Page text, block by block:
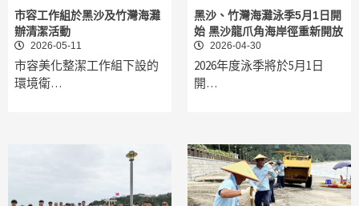
市容工作組於黑沙及竹灣海灘
辦清潔活動
2026-05-11
市容美化整潔工作組下設的
環境衛…
黑沙、竹灣海灘泳季5月1日開
始 黑沙龍爪角海岸徑重新開放
2026-04-30
2026年度泳季將於5月1日
開…